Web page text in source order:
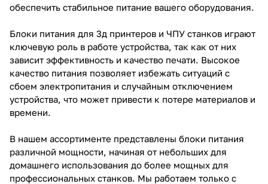
обеспечить стабильное питание вашего оборудования.
Блоки питания для 3д принтеров и ЧПУ станков играют
ключевую роль в работе устройства, так как от них
зависит эффективность и качество печати. Высокое
качество питания позволяет избежать ситуаций с
сбоем электропитания и случайным отключением
устройства, что может привести к потере материалов и
времени.
В нашем ассортименте представлены блоки питания
различной мощности, начиная от небольших для
домашнего использования до более мощных для
профессиональных станков. Мы работаем только с